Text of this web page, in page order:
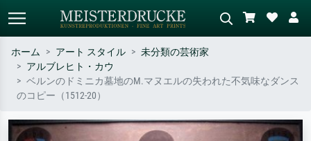
標準検索 AI画像検索
作家名・作品名・スタイルで検索
斎の波、ヌード。
油絵、木のそばの立ち姿のヌー
ホーム アート スタイル
未分類の芸術家
アルブレヒト・カウ
ベルンのドミニカ墓地のM.マヌエルの失われた不気味なダンス
のコピー（1512-20）